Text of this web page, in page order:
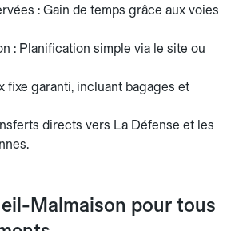
: Gain de temps grâce aux voies
: Planification simple via le site ou
fixe garanti, incluant bagages et
directs vers La Défense et les
Malmaison pour tous